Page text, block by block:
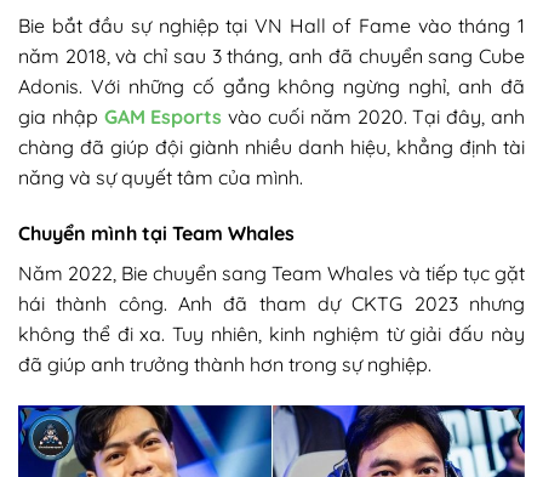
Bie bắt đầu sự nghiệp tại VN Hall of Fame vào tháng 1
năm 2018, và chỉ sau 3 tháng, anh đã chuyển sang Cube
Adonis. Với những cố gắng không ngừng nghỉ, anh đã
gia nhập GAM Esports vào cuối năm 2020. Tại đây, anh
chàng đã giúp đội giành nhiều danh hiệu, khẳng định tài
năng và sự quyết tâm của mình.
Chuyển mình tại Team Whales
Năm 2022, Bie chuyển sang Team Whales và tiếp tục gặt
hái thành công. Anh đã tham dự CKTG 2023 nhưng
không thể đi xa. Tuy nhiên, kinh nghiệm từ giải đấu này
đã giúp anh trưởng thành hơn trong sự nghiệp.